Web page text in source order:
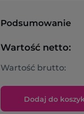
Podsumowanie
Wartość netto:
Wartość brutto:
Dodaj do